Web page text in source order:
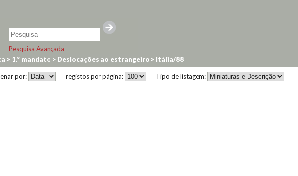
Pesquisa Avançada
> 1.º mandato > Deslocações ao estrangeiro > Itália/88
Tipo de listagem:
registos por página:
por: